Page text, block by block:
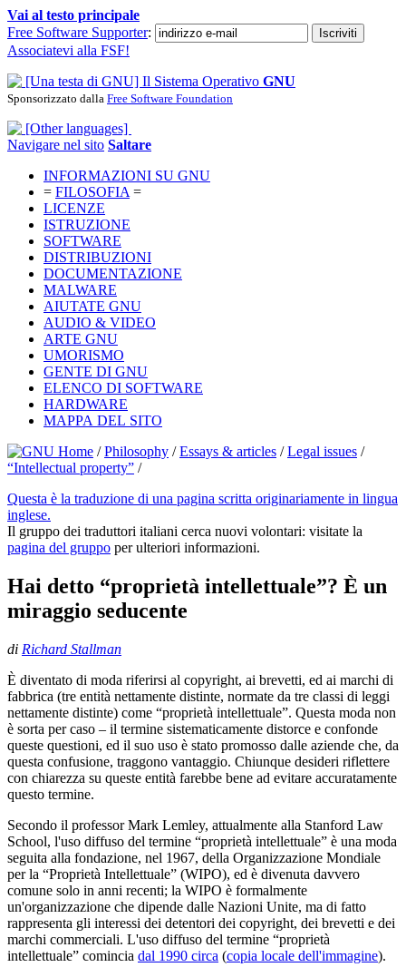
Vai al testo principale
Free Software Supporter:
Associatevi alla FSF!
Il Sistema Operativo GNU
Sponsorizzato dalla Free Software Foundation
Navigare nel sito Saltare
INFORMAZIONI SU GNU
= FILOSOFIA =
LICENZE
ISTRUZIONE
SOFTWARE
DISTRIBUZIONI
DOCUMENTAZIONE
MALWARE
AIUTATE GNU
AUDIO & VIDEO
ARTE GNU
UMORISMO
GENTE DI GNU
ELENCO DI SOFTWARE
HARDWARE
MAPPA DEL SITO
/ Philosophy / Essays & articles / Legal issues /
“Intellectual property” /
Questa è la traduzione di una pagina scritta originariamente in lingua
inglese.
Il gruppo dei traduttori italiani cerca nuovi volontari: visitate la
pagina del gruppo per ulteriori informazioni.
Hai detto “proprietà intellettuale”? È un
miraggio seducente
di Richard Stallman
È diventato di moda riferirsi al copyright, ai brevetti, ed ai marchi di
fabbrica (tre entità nettamente distinte, normate da tre classi di leggi
nettamente distinte) come “proprietà intellettuale”. Questa moda non
è sorta per caso – il termine sistematicamente distorce e confonde
queste questioni, ed il suo uso è stato promosso dalle aziende che, da
questa confusione, traggono vantaggio. Chiunque desideri riflettere
con chiarezza su queste entità farebbe bene ad evitare accuratamente
questo termine.
Secondo il professor Mark Lemley, attualmente alla Stanford Law
School, l'uso diffuso del termine “proprietà intellettuale” è una moda
seguita alla fondazione, nel 1967, della Organizzazione Mondiale
per la “Proprietà Intellettuale” (WIPO), ed è divenuta davvero
comune solo in anni recenti; la WIPO è formalmente
un'organizzazione che dipende dalle Nazioni Unite, ma di fatto
rappresenta gli interessi dei detentori dei copyright, dei brevetti e dei
marchi commerciali. L'uso diffuso del termine “proprietà
intellettuale” comincia dal 1990 circa (copia locale dell'immagine).